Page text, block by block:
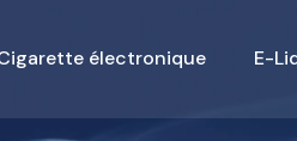
électronique E-